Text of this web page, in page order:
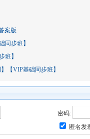
案版
同步班】
班】
【VIP基础同步班】
密码:
匿名发